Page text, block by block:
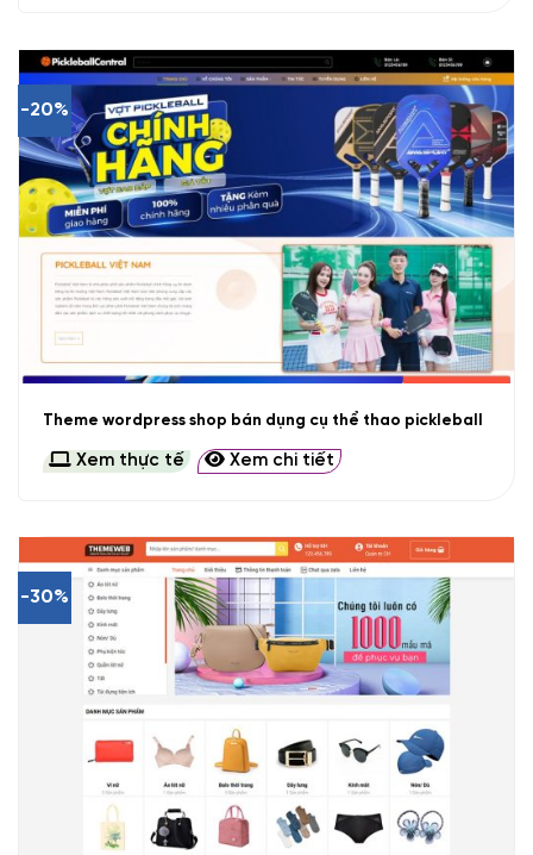
-20%
Theme wordpress shop bán dụng cụ thể thao pickleball
Xem thực tế Xem chi tiết
-30%